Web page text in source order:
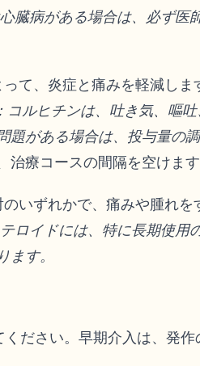
臓病がある場合は、必ず医
て、炎症と痛みを軽減しま
コルヒチンは、吐き気、嘔
がある場合は、投与量の調
療コースの間隔を空けます
いずれかで、痛みや腫れを
ロイドには、特に長期使用
す。
ださい。早期介入は、発